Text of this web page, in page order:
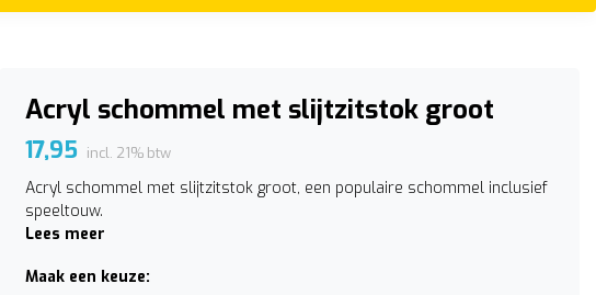
Acryl schommel met slijtzitstok groot
17,95 incl. 21% btw
Acryl schommel met slijtzitstok groot, een populaire schommel inclusief
speeltouw.
Lees meer
Maak een keuze: